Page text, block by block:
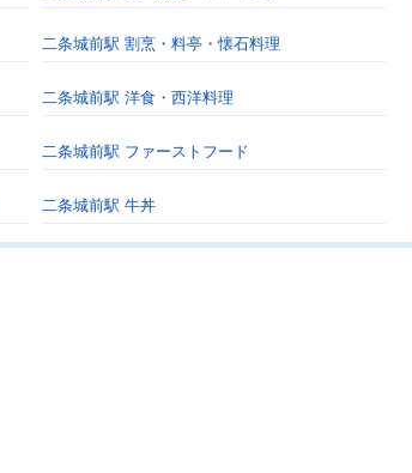
二条城前駅 割烹・料亭・懐石料理
二条城前駅 洋食・西洋料理
二条城前駅 ファーストフード
二条城前駅 牛丼